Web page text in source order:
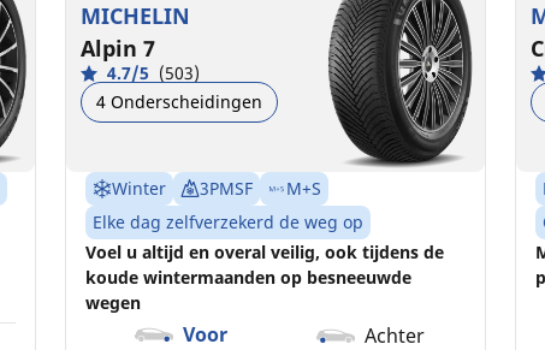
MICHELIN
Alpin 7
4.7/5 (503)
4 Onderscheidingen
Winter 3PMSF
M+S
Elke dag zelfverzekerd de weg op
Voel u altijd en overal veilig, ook tijdens de
koude wintermaanden op besneeuwde
wegen
Voor Achter